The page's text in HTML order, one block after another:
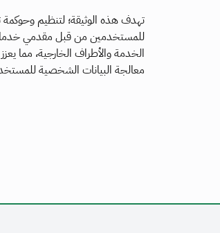
تهدف هذه الوثيقة؛ لتنظيم
للمستخدمين من قبل مقدمي خدمات
الخدمة والأطراف الخارجية، مما
معالجة البيانات الشخصية